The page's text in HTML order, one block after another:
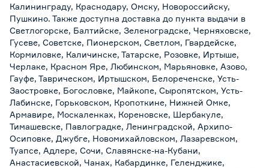
Калининграду, Краснодару, Омску, Новороссийску,
Пушкино. Также доступна доставка до пункта выдачи в
Светлогорске, Балтийске, Зеленоградске, Черняховске,
Гусеве, Советске, Пионерском, Светлом, Гвардейске,
Кормиловке, Каличинске, Татарске, Розовке, Иртыше,
Черлаке, Красном Яре, Любинском, Марьяновке, Азово,
Гауфе, Таврическом, Иртышском, Белореченске, Усть-
Заостровке, Богословке, Майкопе, Сыропятском, Усть-
Лабинске, Горьковском, Кропоткине, Нижней Омке,
Армавире, Москаленках, Кореновске, Шербакуле,
Тимашевске, Павлоградке, Ленинградской, Архипо-
Осиповке, Джубге, Новомихайловском, Лазаревском,
Туапсе, Адлере, Сочи, Славянске-на-Кубани,
Анастасиевской, Чанах, Кабардинке, Геленджике,